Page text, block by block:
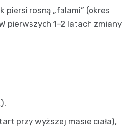
piersi rosną „falami” (okres
pierwszych 1–2 latach zmiany
przy wyższej masie ciała),